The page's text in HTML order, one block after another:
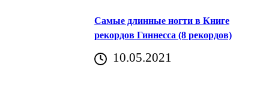
Самые длинные ногти в Книге
рекордов Гиннесса (8 рекордов)
10.05.2021